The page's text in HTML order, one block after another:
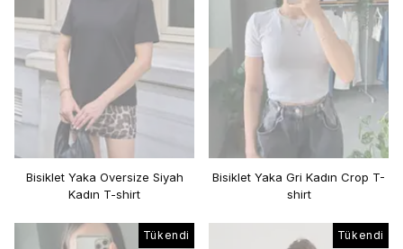
Bisiklet Yaka Oversize Siyah
Kadın T-shirt
Bisiklet Yaka Gri Kadın Crop T-
shirt
Tükendi Tükendi